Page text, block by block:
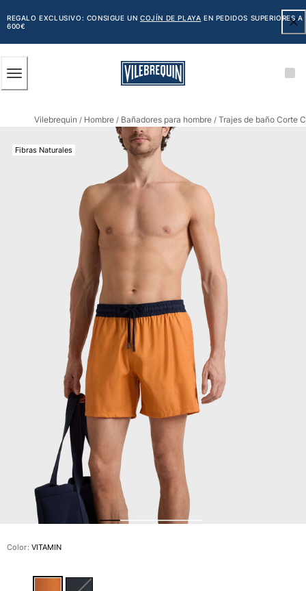
AL
CONTENIDO
PRINCIPAL
REGALO EXCLUSIVO: CONSIGUE UNCOJÍN DE PLAYA EN PEDIDOS SUPERIORES A
600€
Ver todo Hombre
Bañadores
Trajes de baño
Clásico
Clásico stretch
Clásico ultra ligero
Bordados Edición Numerada
Cintura plana
Clásico corto
Clásico largo
Camiseta de baño
Slip
Mágico
Ver todo Bañadores
Pret-a-porter
Polos
Camisas
Shorts
Jersey y cárdigan
Chaquetas y Abrigos
Pantalones
Jerséis
Camisetas
Tallas grandes
Vilebrequin / Hombre / Bañadores para hombre / Trajes de baño Corte
Fibras Naturales
Color: VITAMIN